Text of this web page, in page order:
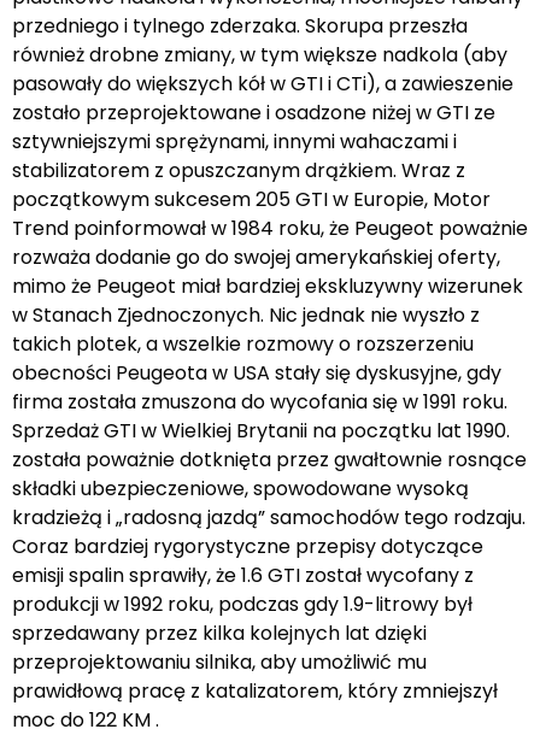
przedniego i tylnego zderzaka. Skorupa przeszła
również drobne zmiany, w tym większe nadkola (aby
pasowały do większych kół w GTI i CTi), a zawieszenie
zostało przeprojektowane i osadzone niżej w GTI ze
sztywniejszymi sprężynami, innymi wahaczami i
stabilizatorem z opuszczanym drążkiem. Wraz z
początkowym sukcesem 205 GTI w Europie, Motor
Trend poinformował w 1984 roku, że Peugeot poważnie
rozważa dodanie go do swojej amerykańskiej oferty,
mimo że Peugeot miał bardziej ekskluzywny wizerunek
w Stanach Zjednoczonych. Nic jednak nie wyszło z
takich plotek, a wszelkie rozmowy o rozszerzeniu
obecności Peugeota w USA stały się dyskusyjne, gdy
firma została zmuszona do wycofania się w 1991 roku.
Sprzedaż GTI w Wielkiej Brytanii na początku lat 1990.
została poważnie dotknięta przez gwałtownie rosnące
składki ubezpieczeniowe, spowodowane wysoką
kradzieżą i „radosną jazdą” samochodów tego rodzaju.
Coraz bardziej rygorystyczne przepisy dotyczące
emisji spalin sprawiły, że 1.6 GTI został wycofany z
produkcji w 1992 roku, podczas gdy 1.9-litrowy był
sprzedawany przez kilka kolejnych lat dzięki
przeprojektowaniu silnika, aby umożliwić mu
prawidłową pracę z katalizatorem, który zmniejszył
moc do 122 KM .